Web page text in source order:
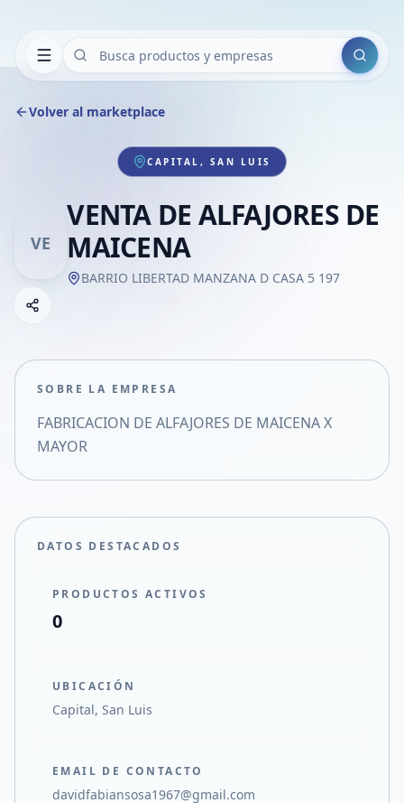
Buscar
Volver al marketplace
CAPITAL, SAN LUIS
VE
VENTA DE ALFAJORES DE
MAICENA
BARRIO LIBERTAD MANZANA D CASA 5 197
Compartir empresa
Compartir en X
SOBRE LA EMPRESA
FABRICACION DE ALFAJORES DE MAICENA X
MAYOR
DATOS DESTACADOS
PRODUCTOS ACTIVOS
0
UBICACIÓN
Capital, San Luis
EMAIL DE CONTACTO
davidfabiansosa1967@gmail.com